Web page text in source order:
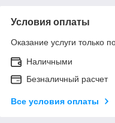
Условия оплаты
Оказание услуги только
Наличными
Безналичный расчет
Все условия оплаты